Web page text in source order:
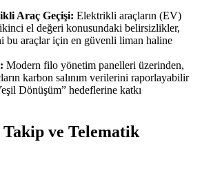
Araç Geçişi: Elektrikli araçların (EV)
el değeri konusundaki belirsizlikler,
bu araçlar için en güvenli liman haline
Modern filo yönetim panelleri üzerinden,
karbon salınım verilerini raporlayabilir
Dönüşüm” hedeflerine katkı
ve Telematik